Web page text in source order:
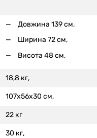
Довжина 139 см,
Ширина 72 см,
Висота 48 см,
18,8 кг,
107x56x30 см,
22 кг
30 кг,